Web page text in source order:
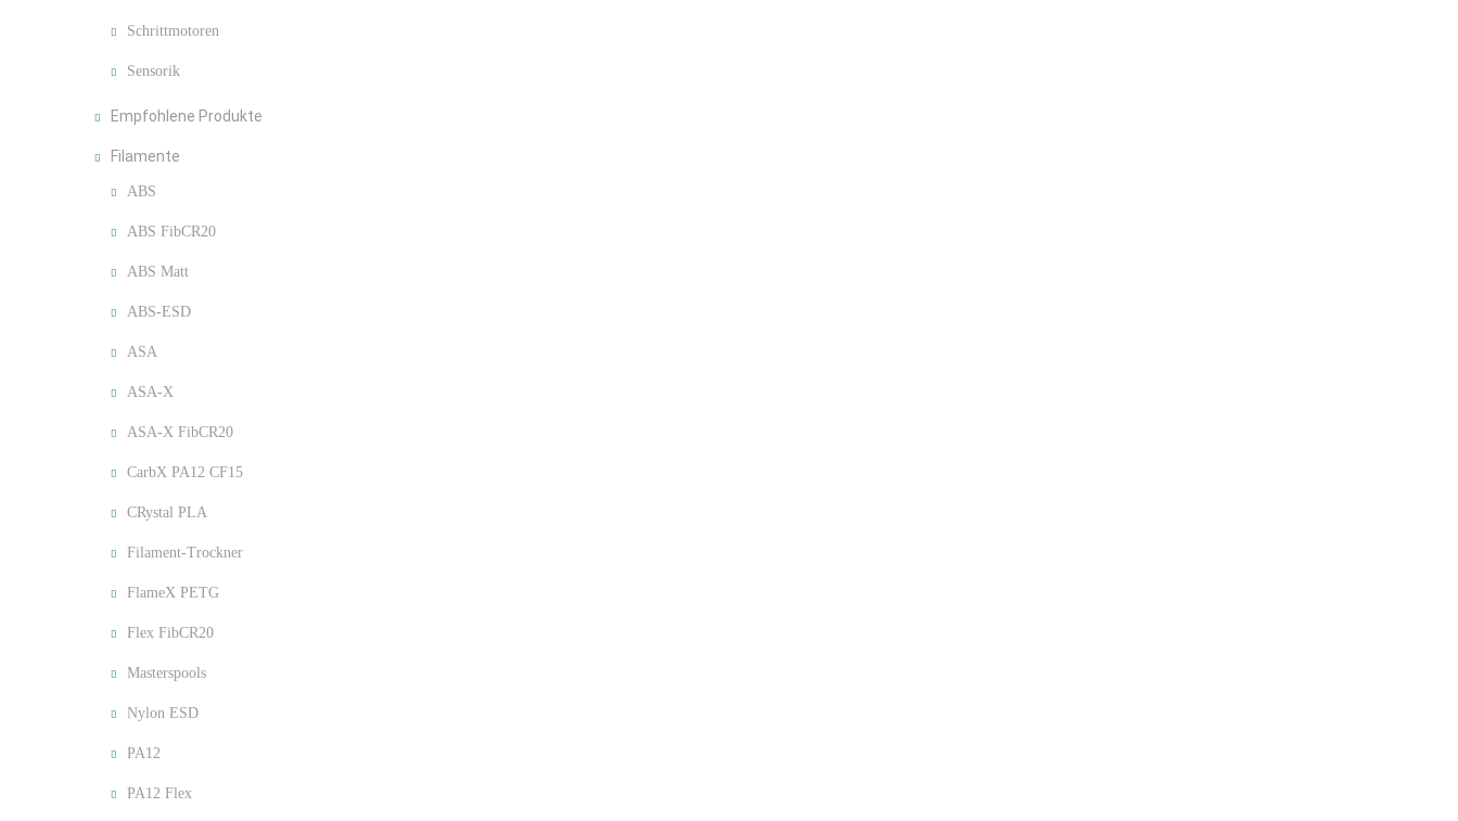
Schrittmotoren
Sensorik
Empfohlene Produkte
Filamente
ABS
ABS FibCR20
ABS Matt
ABS-ESD
ASA
ASA-X
ASA-X FibCR20
CarbX PA12 CF15
CRystal PLA
Filament-Trockner
FlameX PETG
Flex FibCR20
Masterspools
Nylon ESD
PA12
PA12 Flex